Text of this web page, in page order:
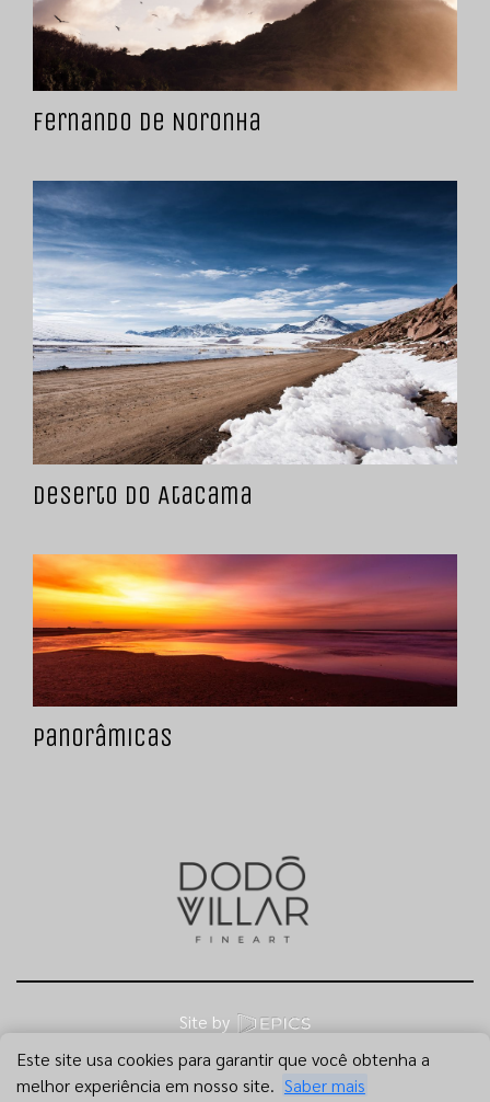
Este site usa cookies para garantir que você obtenha a
melhor experiência em nosso site. Saber mais
Fernando de Noronha
Deserto do Atacama
Panorâmicas
Site by